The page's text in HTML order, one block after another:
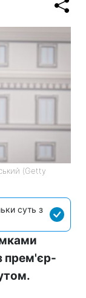
(Getty
суть з
прем'єр-